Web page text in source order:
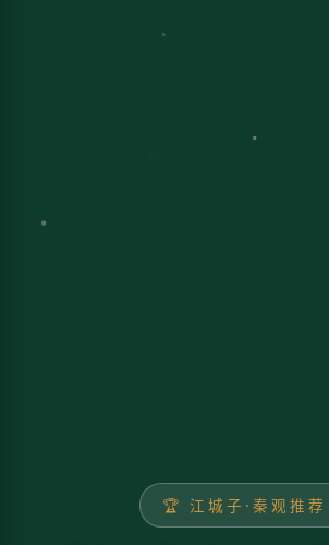
🏆 江城子·秦观推荐